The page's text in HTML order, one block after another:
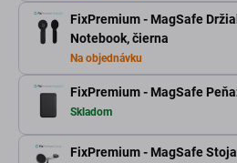
FixPremium - MagSafe
Notebook, čierna
Na objednávku
FixPremium - MagSafe
Skladom
FixPremium - MagSafe